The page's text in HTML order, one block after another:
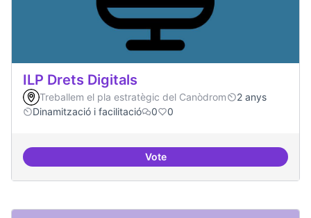
ILP Drets Digitals
Treballem el pla estratègic del Canòdrom
2 anys
Dinamització i facilitació
0 0
VoteILP Drets Digitals